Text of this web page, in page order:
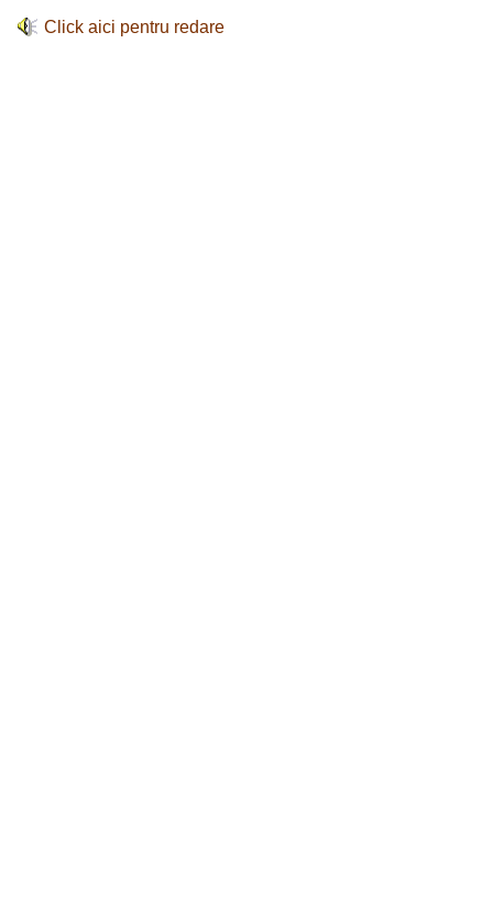
Click aici pentru redare